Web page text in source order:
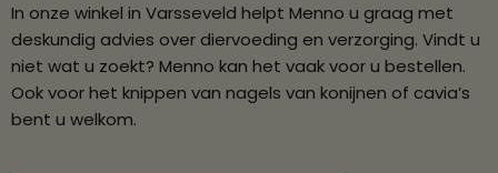
In onze winkel in Varsseveld helpt Menno u graag met
deskundig advies over diervoeding en verzorging. Vindt u
niet wat u zoekt? Menno kan het vaak voor u bestellen.
Ook voor het knippen van nagels van konijnen of cavia’s
bent u welkom.